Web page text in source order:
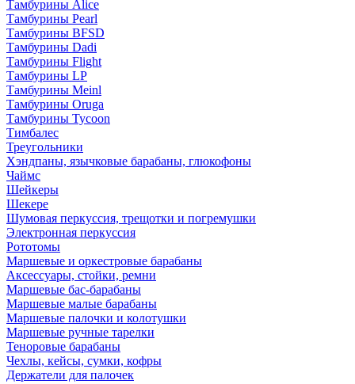
Тамбурины Alice
Тамбурины Pearl
Тамбурины BFSD
Тамбурины Dadi
Тамбурины Flight
Тамбурины LP
Тамбурины Meinl
Тамбурины Oruga
Тамбурины Tycoon
Тимбалес
Треугольники
Хэндпаны, язычковые барабаны, глюкофоны
Чаймс
Шейкеры
Шекере
Шумовая перкуссия, трещотки и погремушки
Электронная перкуссия
Рототомы
Маршевые и оркестровые барабаны
Аксессуары, стойки, ремни
Маршевые бас-барабаны
Маршевые малые барабаны
Маршевые палочки и колотушки
Маршевые ручные тарелки
Теноровые барабаны
Чехлы, кейсы, сумки, кофры
Держатели для палочек